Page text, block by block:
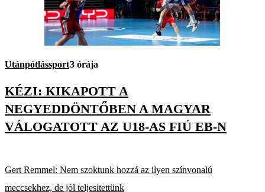
Utánpótlássport3 órája
KÉZI: KIKAPOTT A
NEGYEDDÖNTŐBEN A MAGYAR
VÁLOGATOTT AZ U18-AS FIÚ EB-N
Gert Remmel: Nem szoktunk hozzá az ilyen színvonalú
meccsekhez, de jól teljesítettünk